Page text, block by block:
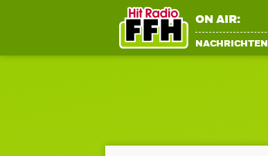
ON AIR:
NACHRICHTEN